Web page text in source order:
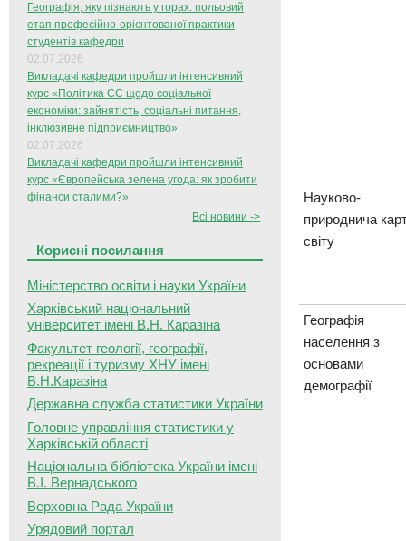
Науково-
природнича
світу
Географія
населення з
основами
демографії
Географія, яку пізнають у горах: польовий
етап професійно-орієнтованої практики
студентів кафедри
02.07.2026
Викладачі кафедри пройшли інтенсивний
курс «Політика ЄС щодо соціальної
економіки: зайнятість, соціальні питання,
інклюзивне підприємництво»
02.07.2026
Викладачі кафедри пройшли інтенсивний
курс «Європейська зелена угода: як зробити
фінанси сталими?»
Всі новини ->
Корисні посилання
Міністерство освіти і науки України
Харківський національний
університет імені В.Н. Каразіна
Факультет геології, географії,
рекреації і туризму ХНУ імені
В.Н.Каразіна
Державна служба статистики України
Головне управління статистики у
Харківській області
Національна бібліотека України імені
В.І. Вернадського
Верховна Рада України
Урядовий портал